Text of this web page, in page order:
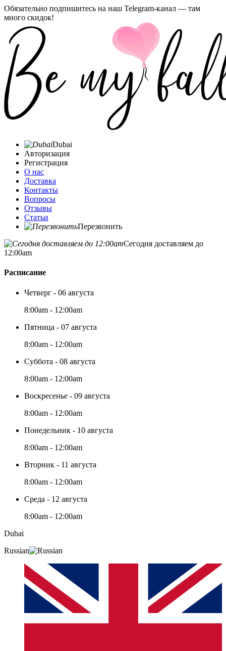
Обязательно подпишитесь на наш Telegram-канал — там
много скидок!
Dubai
Авторизация
Регистрация
О нас
Доставка
Контакты
Вопросы
Отзывы
Статьи
Перезвонить
Сегодня доставляем до
12:00am
Расписание
Четверг - 06 августа
8:00am - 12:00am
Пятница - 07 августа
8:00am - 12:00am
Суббота - 08 августа
8:00am - 12:00am
Воскресенье - 09 августа
8:00am - 12:00am
Понедельник - 10 августа
8:00am - 12:00am
Вторник - 11 августа
8:00am - 12:00am
Среда - 12 августа
8:00am - 12:00am
Dubai
Russian